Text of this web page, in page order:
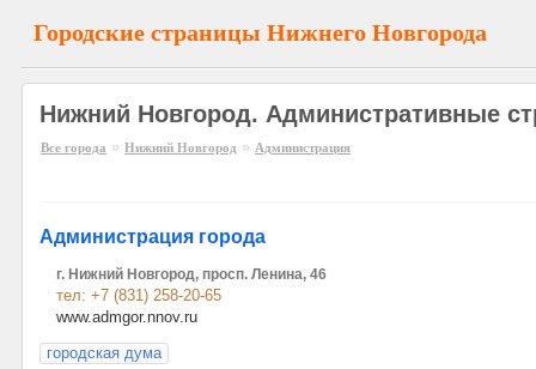
Городские страницы Нижнего Новгорода
Нижний Новгород. Административные
Все города » Нижний Новгород » Администрация
Администрация города
г. Нижний Новгород, просп. Ленина, 46
тел: +7 (831) 258-20-65
www.admgor.nnov.ru
городская дума